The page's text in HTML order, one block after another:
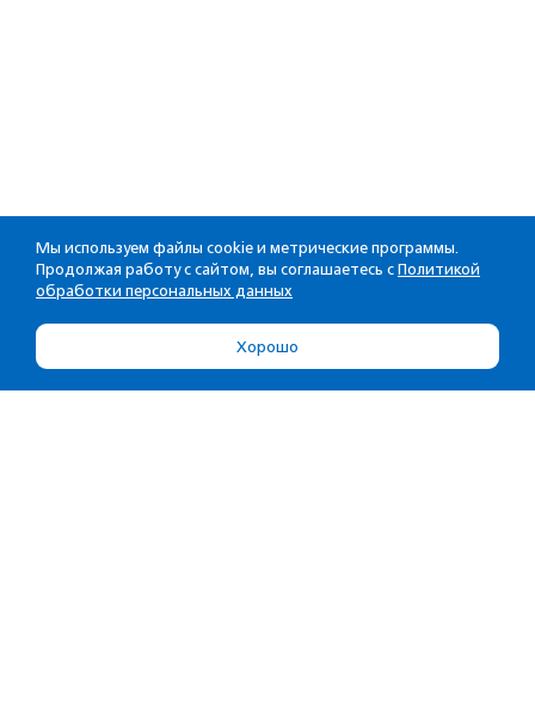
Мы используем файлы cookie и метрические программы.
Продолжая работу с сайтом, вы соглашаетесь с Политикой
обработки персональных данных
Хорошо